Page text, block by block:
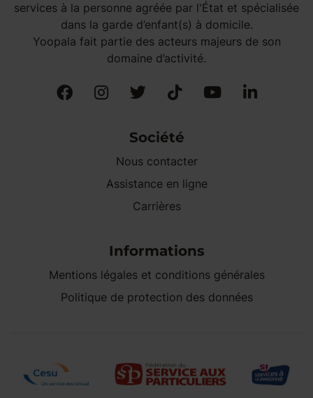
services à la personne agréée par l'État et spécialisée
dans la garde d’enfant(s) à domicile.
Yoopala fait partie des acteurs majeurs de son
domaine d’activité.
Société
Nous contacter
Assistance en ligne
Carrières
Informations
Mentions légales et conditions générales
Politique de protection des données